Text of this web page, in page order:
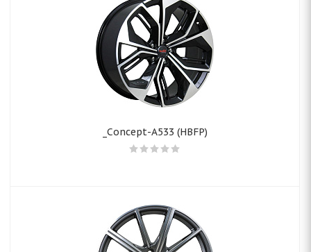
_Concept-A533 (HBFP)